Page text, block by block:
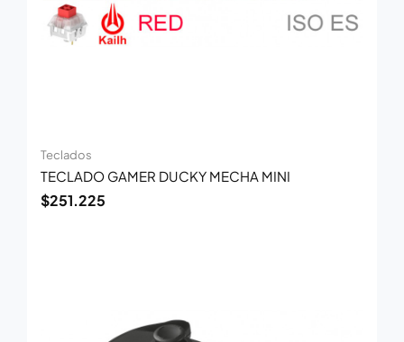
Teclados
TECLADO GAMER DUCKY MECHA MINI
$251.225